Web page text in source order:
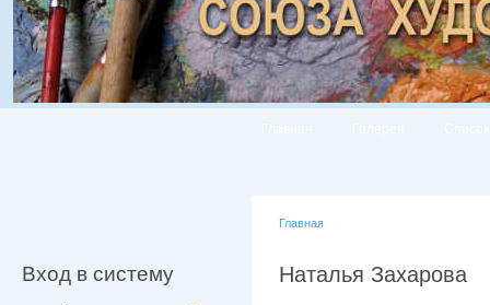
Вход в систему
Главная
Наталья Захарова